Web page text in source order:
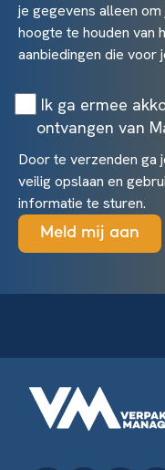
je gegevens alleen
hoogte te houden van
aanbiedingen die voor
Ik ga ermee
ontvangen van
Door te verzenden ga
veilig opslaan en
informatie te sturen.